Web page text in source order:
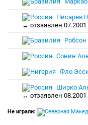
Писарев
↔ отзаявлен 07.2001
Сонин
Фло
Ширко
↔ отзаявлен 08.2001
Не играли: